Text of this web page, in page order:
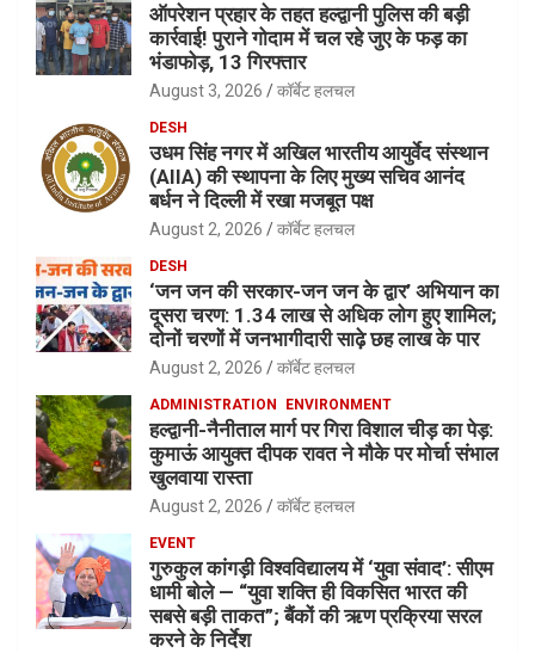
ऑपरेशन प्रहार के तहत हल्द्वानी पुलिस की बड़ी
कार्रवाई! पुराने गोदाम में चल रहे जुए के फड़ का
भंडाफोड़, 13 गिरफ्तार
August 3, 2026 कॉर्बेट हलचल
DESH
उधम सिंह नगर में अखिल भारतीय आयुर्वेद संस्थान
(AIIA) की स्थापना के लिए मुख्य सचिव आनंद
बर्धन ने दिल्ली में रखा मजबूत पक्ष
August 2, 2026 कॉर्बेट हलचल
DESH
‘जन जन की सरकार-जन जन के द्वार’ अभियान का
दूसरा चरण: 1.34 लाख से अधिक लोग हुए शामिल;
दोनों चरणों में जनभागीदारी साढ़े छह लाख के पार
August 2, 2026 कॉर्बेट हलचल
ADMINISTRATION ENVIRONMENT
हल्द्वानी-नैनीताल मार्ग पर गिरा विशाल चीड़ का पेड़:
कुमाऊं आयुक्त दीपक रावत ने मौके पर मोर्चा संभाल
खुलवाया रास्ता
August 2, 2026 कॉर्बेट हलचल
EVENT
गुरुकुल कांगड़ी विश्वविद्यालय में ‘युवा संवाद’: सीएम
धामी बोले — “युवा शक्ति ही विकसित भारत की
सबसे बड़ी ताकत”; बैंकों की ऋण प्रक्रिया सरल
करने के निर्देश